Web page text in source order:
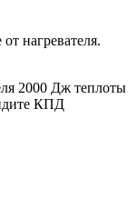
нагревателя.
2000 Дж теплоты
КПД